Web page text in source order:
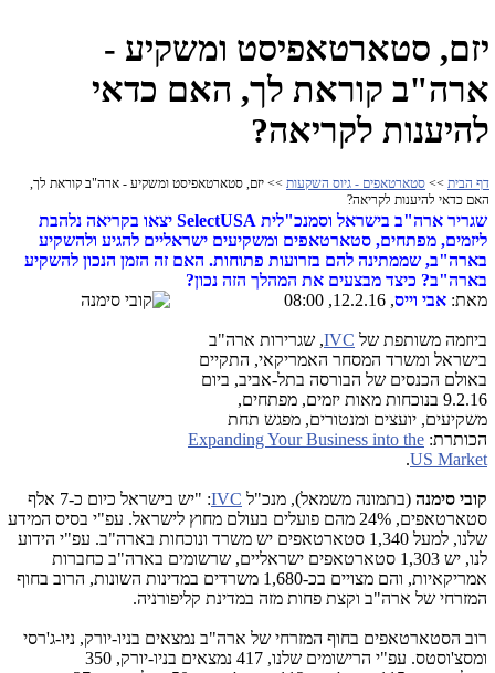
יזם, סטארטאפיסט ומשקיע -
ארה"ב קוראת לך, האם כדאי
להיענות לקריאה?
דף הבית >> סטארטאפים - גיוס השקעות >> יזם, סטארטאפיסט ומשקיע - ארה"ב קוראת לך,
האם כדאי להיענות לקריאה?
שגריר ארה"ב בישראל וסמנכ"לית SelectUSA יצאו בקריאה נלהבת
ליזמים, מפתחים, סטארטאפים ומשקיעים ישראליים להגיע ולהשקיע
בארה"ב, שממתינה להם בזרועות פתוחות. האם זה הזמן הנכון להשקיע
בארה"ב? כיצד מבצעים את המהלך הזה נכון?
מאת: אבי וייס, 12.2.16, 08:00
ביוזמה משותפת של IVC, שגרירות ארה"ב
בישראל ומשרד המסחר האמריקאי, התקיים
באולם הכנסים של הבורסה בתל-אביב, ביום
9.2.16 בנוכחות מאות יזמים, מפתחים,
משקיעים, יועצים ומנטורים, מפגש תחת
הכותרת: Expanding Your Business into the
US Market
.
קובי סימנה (בתמונה משמאל), מנכ"ל IVC
: "יש בישראל כיום כ-7 אלף
סטארטאפים, 24% מהם פועלים בעולם מחוץ לישראל. עפ"י בסיס המידע
שלנו, למעל 1,340 סטארטאפים יש משרד ונוכחות בארה"ב. עפ"י הידוע
לנו, יש 1,303 סטארטאפים ישראליים, שרשומים בארה"ב כחברות
אמריקאיות, והם מצויים בכ-1,680 משרדים במדינות השונות, הרוב בחוף
המזרחי של ארה"ב וקצת פחות מזה במדינת קליפורניה.
רוב הסטארטאפים בחוף המזרחי של ארה"ב נמצאים בניו-יורק, ניו-ג'רסי
ומסצ'וסטס. עפ"י הרישומים שלנו, 417 נמצאים בניו-יורק, 350